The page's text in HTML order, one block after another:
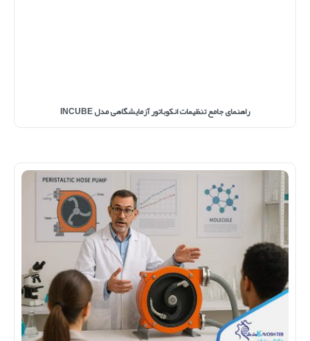
راهنمای جامع تنظیمات انکوباتور آزمایشگاهی مدل INCUBE